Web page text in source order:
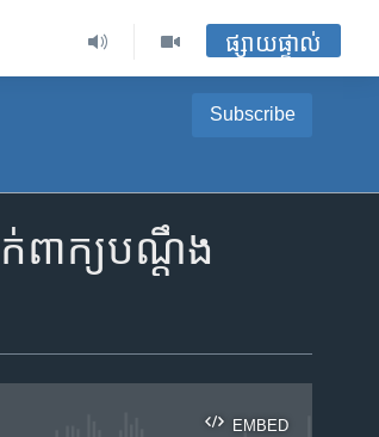
ផ្សាយផ្ទាល់
Subscribe
ពាក្យ​បណ្តឹង​
EMBED